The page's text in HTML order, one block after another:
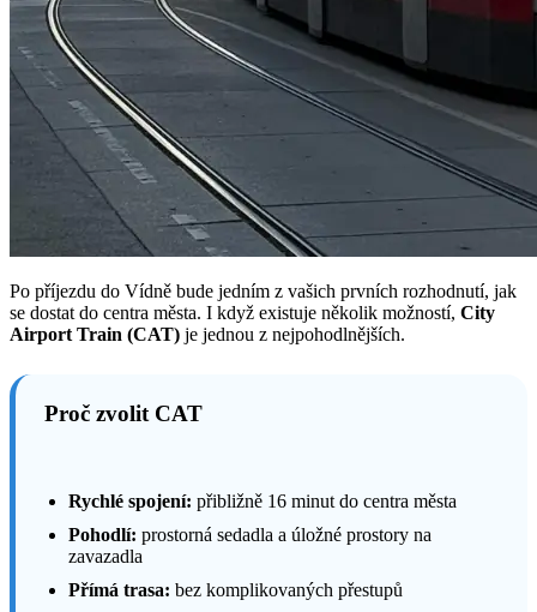
Po příjezdu do Vídně bude jedním z vašich prvních rozhodnutí, jak
se dostat do centra města. I když existuje několik možností, City
Airport Train (CAT) je jednou z nejpohodlnějších.
Proč zvolit CAT
Rychlé spojení: přibližně 16 minut do centra města
Pohodlí: prostorná sedadla a úložné prostory na
zavazadla
Přímá trasa: bez komplikovaných přestupů